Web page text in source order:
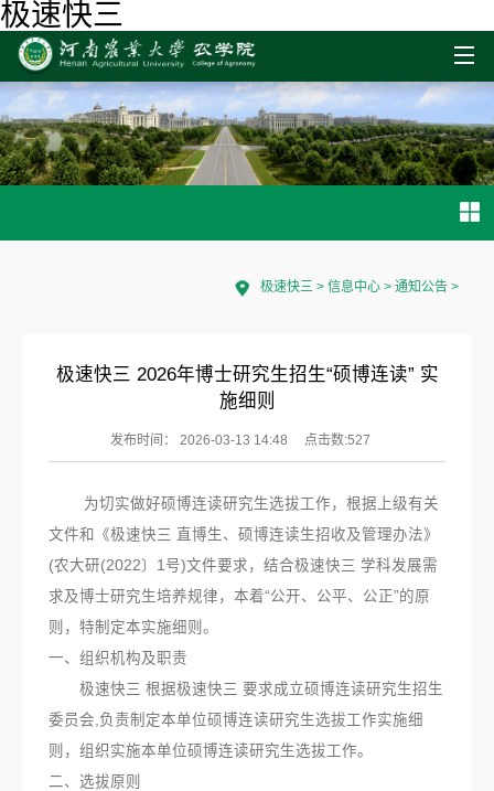
极速快三
极速快三 > 信息中心 > 通知公告 >
极速快三 2026年博士研究生招生“硕博连读” 实
施细则
发布时间： 2026-03-13 14:48 点击数:527
为切实做好硕博连读研究生选拔工作，根据上级有关
文件和《极速快三 直博生、硕博连读生招收及管理办法》
(农大研(2022〕1号)文件要求，结合极速快三 学科发展需
求及博士研究生培养规律，本着“公开、公平、公正”的原
则，特制定本实施细则。
一、组织机构及职责
极速快三 根据极速快三 要求成立硕博连读研究生招生
委员会,负责制定本单位硕博连读研究生选拔工作实施细
则，组织实施本单位硕博连读研究生选拔工作。
二、选拔原则